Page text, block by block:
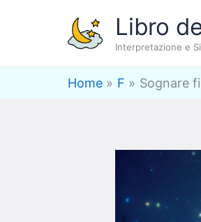
Libro
Interpretazione e
Home F Sognare